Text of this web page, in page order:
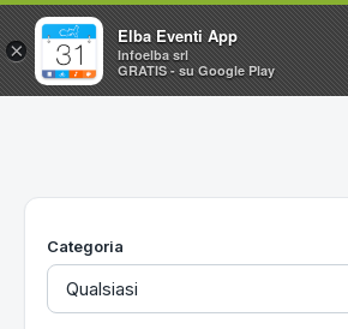
Home
Utilità
Categoria
×
Elba Eventi App
Infoelba srl
GRATIS - su Google Play